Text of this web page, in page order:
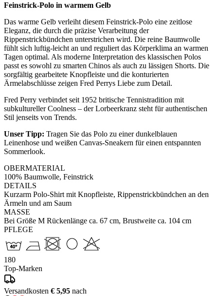
Feinstrick-Polo in warmem Gelb
Das warme Gelb verleiht diesem Feinstrick-Polo eine zeitlose
Eleganz, die durch die präzise Verarbeitung der
Rippenstrickbündchen unterstrichen wird. Die reine Baumwolle
fühlt sich luftig-leicht an und reguliert das Körperklima an warmen
Tagen optimal. Als moderne Interpretation des klassischen Polos
passt es sowohl zu smarten Chinos als auch zu lässigen Shorts. Die
sorgfältig gearbeitete Knopfleiste und die konturierten
Ärmelabschlüsse zeigen Fred Perrys Liebe zum Detail.
Fred Perry verbindet seit 1952 britische Tennistradition mit
subkultureller Coolness – der Lorbeerkranz steht für authentischen
Stil jenseits von Trends.
Unser Tipp: Tragen Sie das Polo zu einer dunkelblauen
Leinenhose und weißen Canvas-Sneakern für einen entspannten
Sommerlook.
OBERMATERIAL
100% Baumwolle, Feinstrick
DETAILS
Kurzarm Polo-Shirt mit Knopfleiste, Rippenstrickbündchen an den
Ärmeln und am Saum
MASSE
Bei Größe M Rückenlänge ca. 67 cm, Brustweite ca. 104 cm
PFLEGE
180
Top-Marken
Versandkosten € 5,95 nach